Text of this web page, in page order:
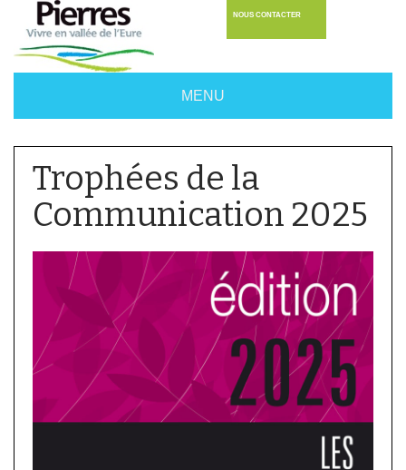
NOUS CONTACTER
MENU
Trophées de la
Communication 2025